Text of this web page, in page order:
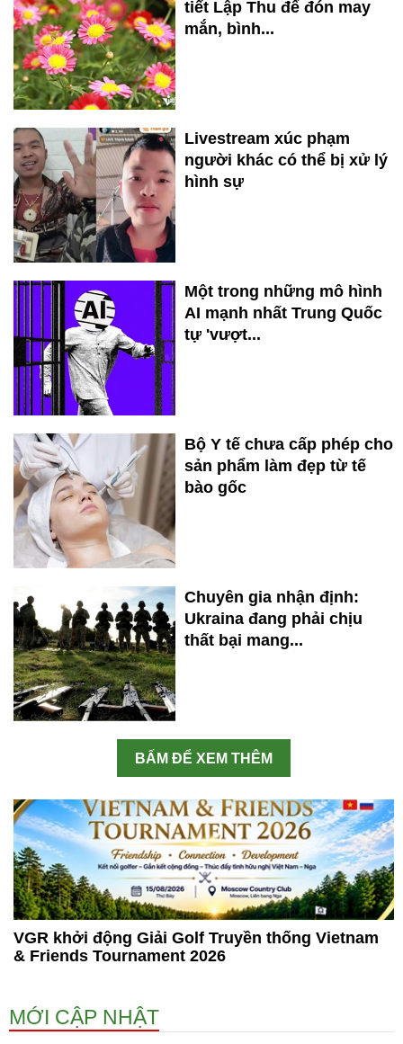
tiết Lập Thu để đón may
mắn, bình...
Livestream xúc phạm
người khác có thể bị xử lý
hình sự
Một trong những mô hình
AI mạnh nhất Trung Quốc
tự 'vượt...
Bộ Y tế chưa cấp phép cho
sản phẩm làm đẹp từ tế
bào gốc
Chuyên gia nhận định:
Ukraina đang phải chịu
thất bại mang...
BẤM ĐỂ XEM THÊM
VGR khởi động Giải Golf Truyền thống Vietnam
& Friends Tournament 2026
MỚI CẬP NHẬT